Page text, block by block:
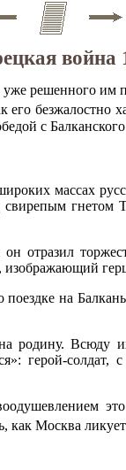
война
решенного им
его безжалостно
с
массах
свирепым
отразил
на
родину. Всюду
герой-
как Москва